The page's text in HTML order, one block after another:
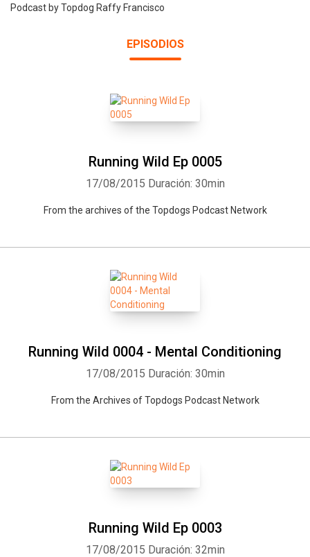
Podcast by Topdog Raffy Francisco
EPISODIOS
Running Wild Ep 0005
17/08/2015 Duración: 30min
From the archives of the Topdogs Podcast Network
Running Wild 0004 - Mental Conditioning
17/08/2015 Duración: 30min
From the Archives of Topdogs Podcast Network
Running Wild Ep 0003
17/08/2015 Duración: 32min